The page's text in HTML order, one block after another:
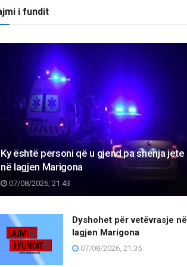
i fundit
Ky është personi që u gjend pa shenja jete
në lagjen Marigona
07/08/2026, 21:43
Dyshohet për vetëvrasje në
lagjen Marigona
07/08/2026, 21:35